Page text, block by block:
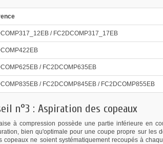
/ FC2DCOMP317_17EB
/ FC2DCOMP635EB
/ FC2DCOMP845EB / FC2DCOMP855EB
n°3 : Aspiration des copeaux
à compression possède une partie inférieure en
bien qu'optimale pour une coupe propre sur les
copeaux ne soient systématiquement recoupés à